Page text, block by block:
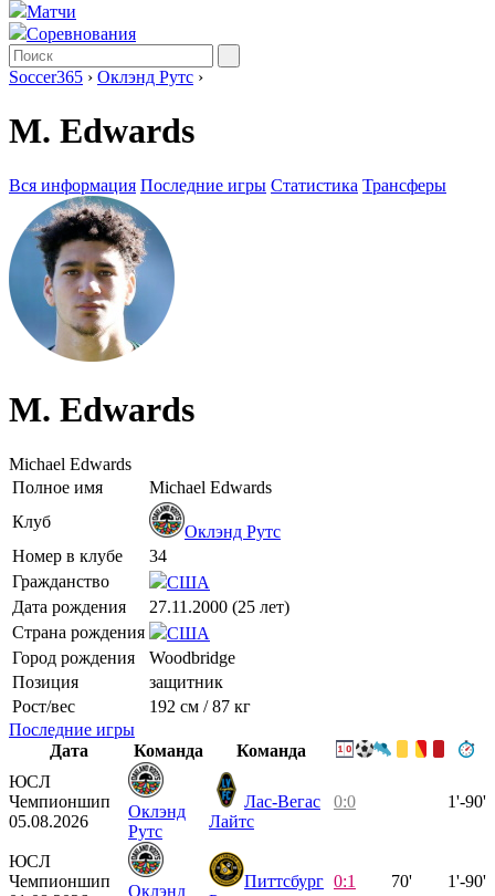
Матчи
Соревнования
Soccer365 › Оклэнд Рутс ›
M. Edwards
Вся информация Последние игры Статистика Трансферы
M. Edwards
Michael Edwards
Полное имя
Michael Edwards
Клуб
Оклэнд Рутс
Номер в клубе
34
Гражданство
США
Дата рождения
27.11.2000 (25 лет)
Страна рождения
США
Город рождения
Woodbridge
Позиция
защитник
Рост/вес
192 см / 87 кг
Последние игры
Дата
Команда
Команда
ЮСЛ
Чемпионшип
05.08.2026
Оклэнд
Рутс
Лас-Вегас
Лайтс
0:0 1'-90'
ЮСЛ
Чемпионшип
Оклэнд
Питтсбург 0:1 70' 1'-90'